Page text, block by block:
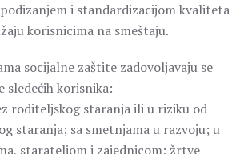
i standardizacijom kvaliteta
korisnicima na smeštaju.
socijalne zaštite zadovoljavaju se
sledećih korisnika:
roditeljskog staranja ili u riziku od
staranja; sa smetnjama u razvoju; u
starateljom i zajednicom; žrtve